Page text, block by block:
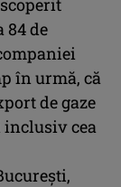
84 de
în urmă, că
de gaze
inclusiv cea